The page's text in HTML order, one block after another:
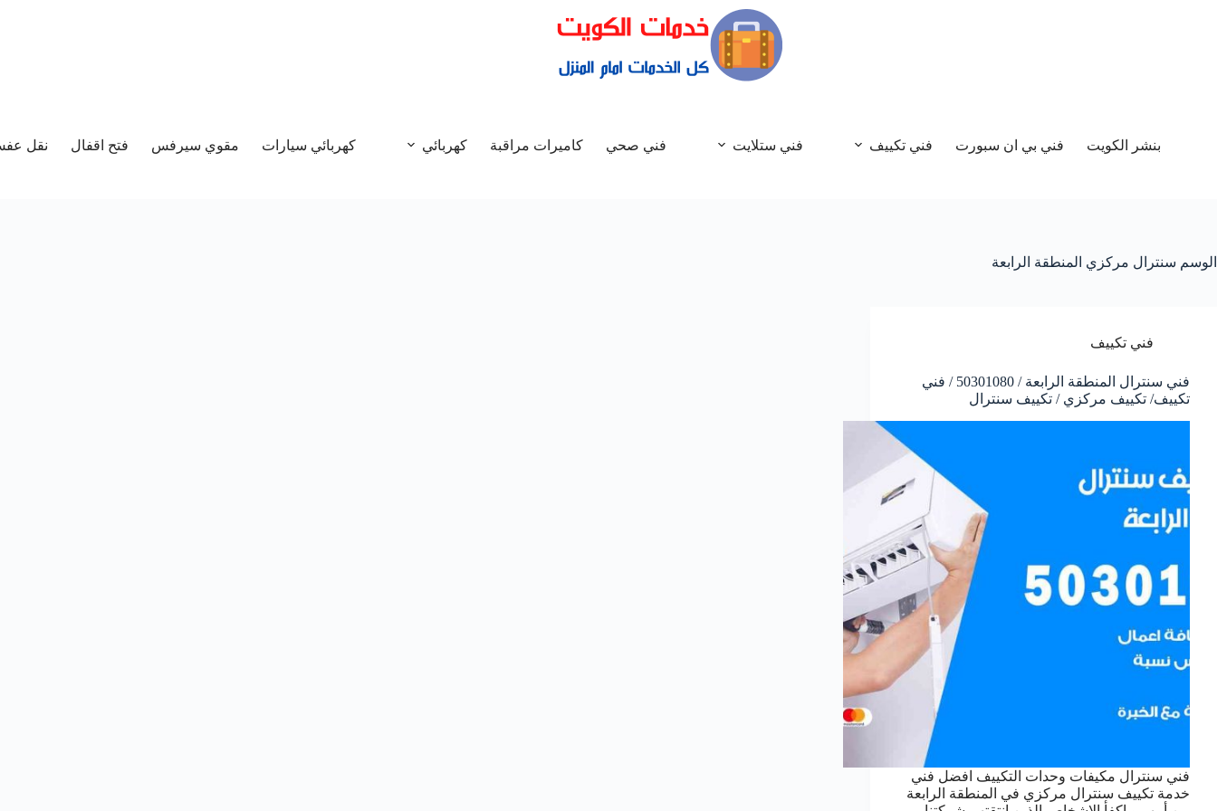
بنشر الكويت فني بي ان سبورت فني تكييف فني ستلايت فني صحي كاميرات مراقبة كهربائي كهربائي سيارات مقوي سيرفس فتح اقفال نقل
الوسم سنترال مركزي المنطقة الرابعة
فني تكييف
فني سنترال المنطقة الرابعة / 50301080 / فني
تكييف/ تكييف مركزي / تكييف سنترال
فني سنترال مكيفات وحدات التكييف افضل فني
خدمة تكييف سنترال مركزي في المنطقة الرابعة